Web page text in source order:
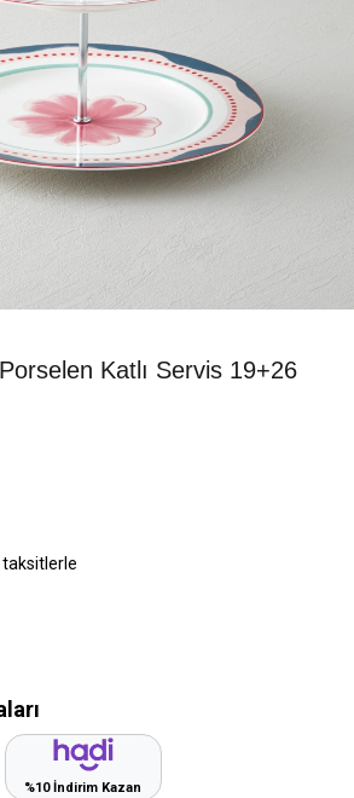
Katlı Servis 19+26
%10 İndirim Kazan